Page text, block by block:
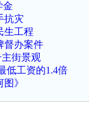
金
抗灾
生工程
督办案件
街景观
低工资的1.4倍
》